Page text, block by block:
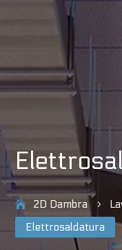
2D Dambra 5
Elettrosaldatura